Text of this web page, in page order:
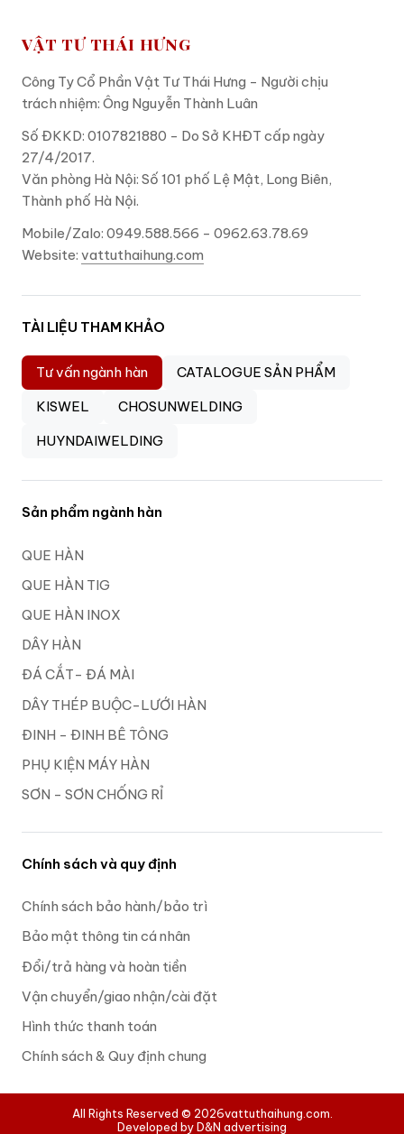
VẬT TƯ THÁI HƯNG
Công Ty Cổ Phần Vật Tư Thái Hưng - Người chịu
trách nhiệm: Ông Nguyễn Thành Luân
Số ĐKKD: 0107821880 - Do Sở KHĐT cấp ngày
27/4/2017.
Văn phòng Hà Nội: Số 101 phố Lệ Mật, Long Biên,
Thành phố Hà Nội.
Mobile/Zalo: 0949.588.566 - 0962.63.78.69
Website: vattuthaihung.com
TÀI LIỆU THAM KHẢO
Tư vấn ngành hàn
CATALOGUE SẢN PHẨM
KISWEL
CHOSUNWELDING
HUYNDAIWELDING
Sản phẩm ngành hàn
QUE HÀN
QUE HÀN TIG
QUE HÀN INOX
DÂY HÀN
ĐÁ CẮT- ĐÁ MÀI
DÂY THÉP BUỘC-LƯỚI HÀN
ĐINH - ĐINH BÊ TÔNG
PHỤ KIỆN MÁY HÀN
SƠN - SƠN CHỐNG RỈ
Chính sách và quy định
Chính sách bảo hành/bảo trì
Bảo mật thông tin cá nhân
Đổi/trả hàng và hoàn tiền
Vận chuyển/giao nhận/cài đặt
Hình thức thanh toán
Chính sách & Quy định chung
All Rights Reserved © 2026vattuthaihung.com.
Developed by D&N advertising